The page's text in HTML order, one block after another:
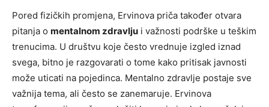
Pored fizičkih promjena, Ervinova priča također otvara
pitanja o mentalnom zdravlju i važnosti podrške u teškim
trenucima. U društvu koje često vrednuje izgled iznad
svega, bitno je razgovarati o tome kako pritisak javnosti
može uticati na pojedinca. Mentalno zdravlje postaje sve
važnija tema, ali često se zanemaruje. Ervinova